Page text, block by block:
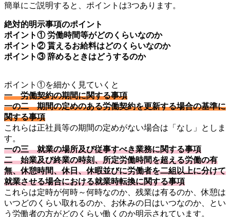
簡単にご説明すると、ポイントは3つあります。
絶対的明示事項のポイント
ポイント① 労働時間等がどのくらいなのか
ポイント② 貰えるお給料はどのくらいなのか
ポイント③ 辞めるときはどうするのか
ポイント①を細かく見ていくと
一 労働契約の期間に関する事項
一の二 期間の定めのある労働契約を更新する場合の基準に
関する事項
これらは正社員等の期間の定めがない場合は「なし」としま
す。
一の三 就業の場所及び従事すべき業務に関する事項
二 始業及び終業の時刻、所定労働時間を超える労働の有
無、休憩時間、休日、休暇並びに労働者を二組以上に分けて
就業させる場合における就業時転換に関する事項
これらは定時が何時～何時なのか、残業は有るのか、休憩は
いつどのくらい取れるのか、お休みの日はいつなのか、とい
う労働者の方がどのくらい働くのか明示されています。